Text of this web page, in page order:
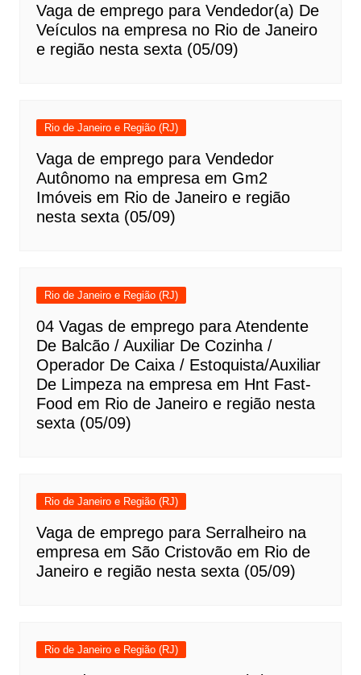
Vaga de emprego para Vendedor(a) De
Veículos na empresa no Rio de Janeiro
e região nesta sexta (05/09)
Rio de Janeiro e Região (RJ)
Vaga de emprego para Vendedor
Autônomo na empresa em Gm2
Imóveis em Rio de Janeiro e região
nesta sexta (05/09)
Rio de Janeiro e Região (RJ)
04 Vagas de emprego para Atendente
De Balcão / Auxiliar De Cozinha /
Operador De Caixa / Estoquista/Auxiliar
De Limpeza na empresa em Hnt Fast-
Food em Rio de Janeiro e região nesta
sexta (05/09)
Rio de Janeiro e Região (RJ)
Vaga de emprego para Serralheiro na
empresa em São Cristovão em Rio de
Janeiro e região nesta sexta (05/09)
Rio de Janeiro e Região (RJ)